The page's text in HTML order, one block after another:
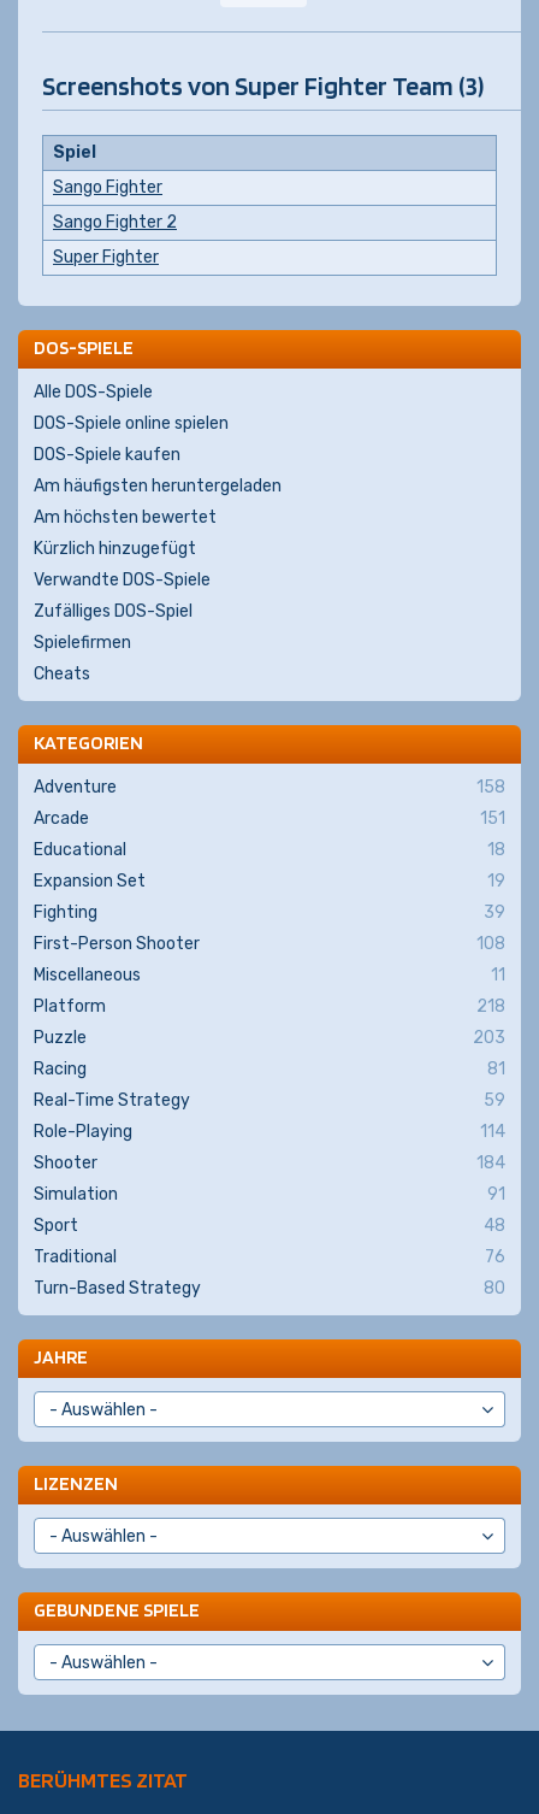
Screenshots von Super Fighter Team (3)
Spiel
Sango Fighter
Sango Fighter 2
Super Fighter
DOS-SPIELE
Alle DOS-Spiele
DOS-Spiele online spielen
DOS-Spiele kaufen
Am häufigsten heruntergeladen
Am höchsten bewertet
Kürzlich hinzugefügt
Verwandte DOS-Spiele
Zufälliges DOS-Spiel
Spielefirmen
Cheats
KATEGORIEN
Adventure
158
Arcade
151
Educational
18
Expansion Set
19
Fighting
39
First-Person Shooter
108
Miscellaneous
11
Platform
218
Puzzle
203
Racing
81
Real-Time Strategy
59
Role-Playing
114
Shooter
184
Simulation
91
Sport
48
Traditional
76
Turn-Based Strategy
80
JAHRE
LIZENZEN
GEBUNDENE SPIELE
BERÜHMTES ZITAT